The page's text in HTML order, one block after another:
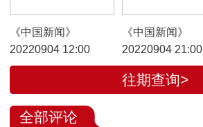
《中国新闻》
20220904 12:00
《中国新闻》
20220904 21:00
往期查询>
全部评论